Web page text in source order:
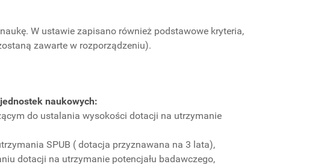
W ustawie zapisano również podstawowe kryteria,
zawarte w rozporządzeniu).
naukowych:
do ustalania wysokości dotacji na utrzymanie
SPUB ( dotacja przyznawana na 3 lata),
dotacji na utrzymanie potencjału badawczego,